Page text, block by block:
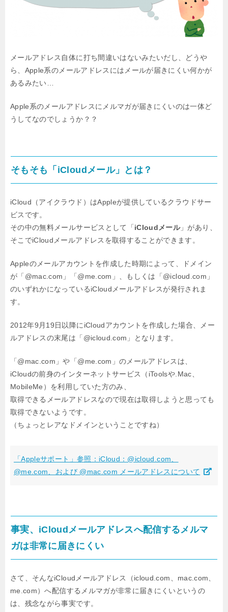
メールアドレス自体に打ち間違いはないみたいだし、 どうや
ら、Apple系のメールアドレスにはメールが届きにくい何かが
あるみたい…
Apple系のメールアドレスにメルマガが届きにくいのは一体ど
うしてなのでしょうか？？
そもそも「iCloudメール」とは？
iCloud（アイクラウド）はAppleが提供しているクラウドサー
ビスです。
その中の無料メールサービスとして「 iCloudメール」があり、
そこでiCloudメールアドレスを取得することができます。
Appleのメールアカウントを作成した時期によって、
ドメイン
が「@mac.com」「@me.com」、もしくは「@icloud.com」
のいずれかになっているiCloudメールアドレスが発行されま
す。
2012年9月19日以降にiCloudアカウントを作成した場合、
メー
ルアドレスの末尾は「@icloud.com」となります。
「@mac.com」や「@me.com」のメールアドレスは、
iCloudの前身のインターネットサービス（iToolsや.Mac、
MobileMe）を利用していた方のみ、
取得できるメールアドレスなので現在は取得しようと思っても
取得できないようです。
（ちょっとレアなドメインということですね）
「Appleサポート」参照：iCloud：@icloud.com、
@me.com、および @mac.com メールアドレスについて
事実、iCloudメールアドレスへ配信するメルマ
ガは非常に届きにくい
さて、そんなiCloudメールアドレス（icloud.com、mac.com、
me.com）へ配信する メルマガが非常に届きにくいというの
は、残念ながら事実です。